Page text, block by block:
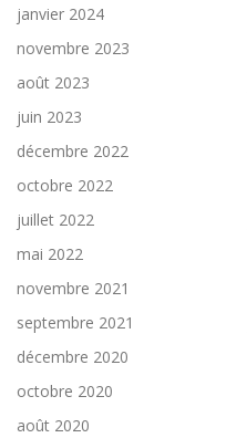
janvier 2024
novembre 2023
août 2023
juin 2023
décembre 2022
octobre 2022
juillet 2022
mai 2022
novembre 2021
septembre 2021
décembre 2020
octobre 2020
août 2020